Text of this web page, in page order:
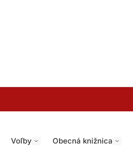
Voľby Obecná knižnica